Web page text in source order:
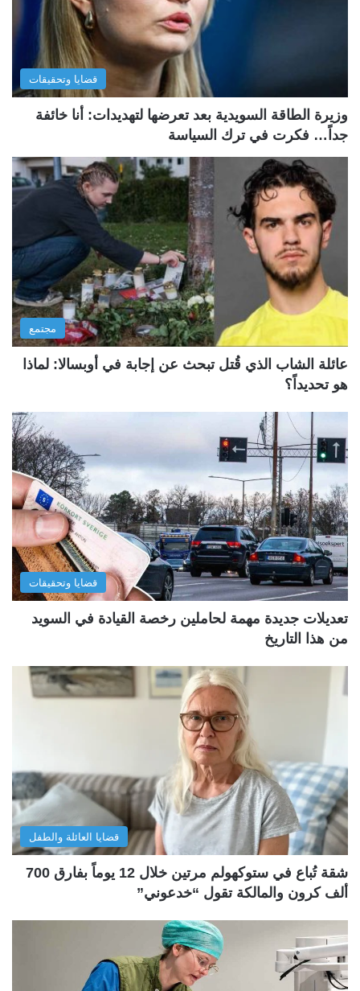
قضايا وتحقيقات
وزيرة الطاقة السويدية بعد تعرضها لتهديدات: أنا خائفة
جداً… فكرت في ترك السياسة
مجتمع
عائلة الشاب الذي قُتل تبحث عن إجابة في أوبسالا: لماذا
هو تحديداً؟
قضايا وتحقيقات
تعديلات جديدة مهمة لحاملين رخصة القيادة في السويد
من هذا التاريخ
قضايا العائلة والطفل
شقة تُباع في ستوكهولم مرتين خلال 12 يوماً بفارق 700
ألف كرون والمالكة تقول “خدعوني”